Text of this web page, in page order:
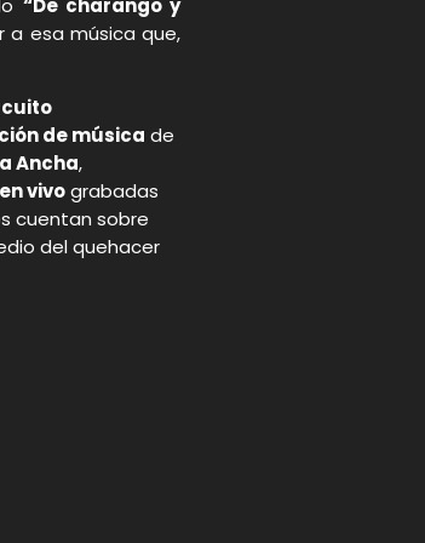
“De charango y
a esa música que,
de música de
Ancha,
vivograbadas
cuentan sobre
del quehacer